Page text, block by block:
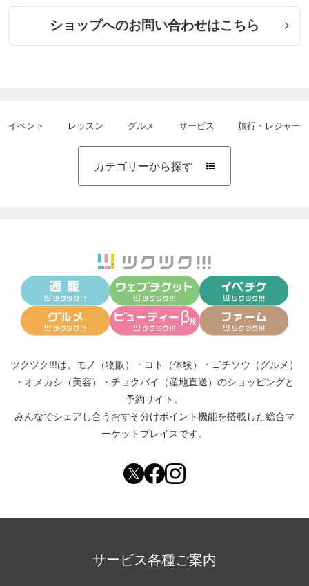
ショップへのお問い合わせはこちら
イベント レッスン グルメ サービス 旅行・レジャー
カテゴリーから探す 
ツクツク!!!は、 モノ（物販） ・ コト（体験） ・ ゴチソウ（グルメ）
・ オメカシ（美容） ・ チョクバイ（産地直送） のショッピングと
予約サイト。
みんなでシェアし合う おすそ分けポイント機能を搭載した総合マ
ーケットプレイスです。
サービス各種ご案内